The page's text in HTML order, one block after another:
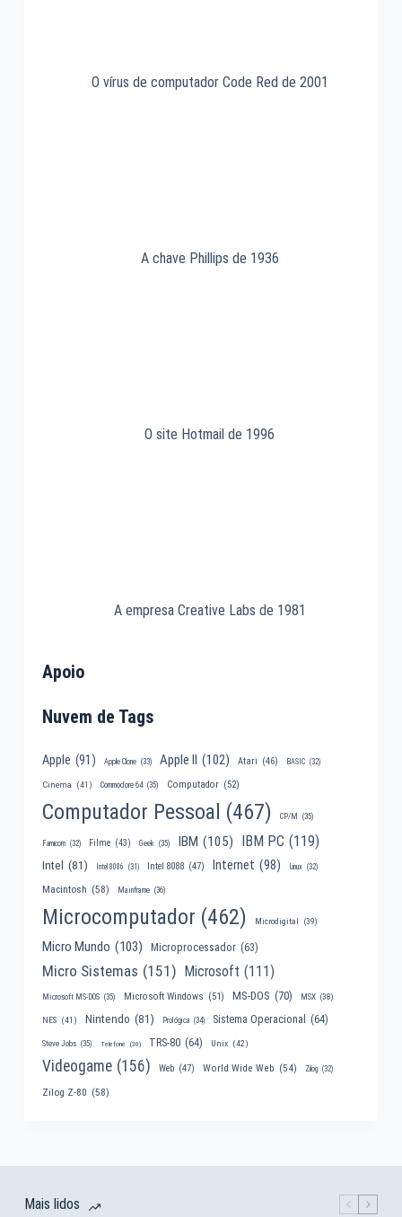
O vírus de computador Code Red de 2001
A chave Phillips de 1936
O site Hotmail de 1996
A empresa Creative Labs de 1981
Apoio
Nuvem de Tags
Apple (91) Apple Clone (33) Apple II (102) Atari (46) BASIC (32)
Cinema (41) Commodore 64 (35) Computador (52)
Computador Pessoal (467) CP/M (35)
Famicom (32) Filme (43) Geek (35) IBM (105) IBM PC (119)
Intel (81) Intel 8086 (31) Intel 8088 (47) Internet (98) Linux (32)
Macintosh (58) Mainframe (36)
Microcomputador (462) Microdigital (39)
Micro Mundo (103) Microprocessador (63)
Micro Sistemas (151) Microsoft (111)
Microsoft MS-DOS (35) Microsoft Windows (51) MS-DOS (70) MSX (38)
NES (41) Nintendo (81) Prológica (34) Sistema Operacional (64)
Steve Jobs (35) Telefone (30) TRS-80 (64) Unix (42)
Videogame (156) Web (47) World Wide Web (54) Zilog (32)
Zilog Z-80 (58)
Mais lidos